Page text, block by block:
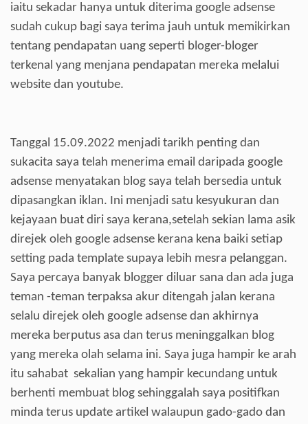
iaitu sekadar hanya untuk diterima google adsense
sudah cukup bagi saya terima jauh untuk memikirkan
tentang pendapatan uang seperti bloger-bloger
terkenal yang menjana pendapatan mereka melalui
website dan youtube.
Tanggal 15.09.2022 menjadi tarikh penting dan
sukacita saya telah menerima email daripada google
adsense menyatakan blog saya telah bersedia untuk
dipasangkan iklan. Ini menjadi satu kesyukuran dan
kejayaan buat diri saya kerana,setelah sekian lama asik
direjek oleh google adsense kerana kena baiki setiap
setting pada template supaya lebih mesra pelanggan.
Saya percaya banyak blogger diluar sana dan ada juga
teman -teman terpaksa akur ditengah jalan kerana
selalu direjek oleh google adsense dan akhirnya
mereka berputus asa dan terus meninggalkan blog
yang mereka olah selama ini. Saya juga hampir ke arah
itu sahabat sekalian yang hampir kecundang untuk
berhenti membuat blog sehinggalah saya positifkan
minda terus update artikel walaupun gado-gado dan